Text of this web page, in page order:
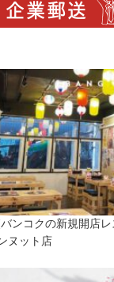
ンコクの新規開店
ヌット店